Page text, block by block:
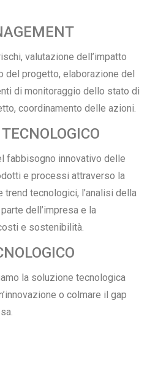
valutazione dell’impatto
del progetto, elaborazione del
di monitoraggio dello stato di
coordinamento delle azioni.
fabbisogno innovativo delle
e processi attraverso la
trend tecnologici, l’analisi della
dell’impresa e la
e sostenibilità.
la soluzione tecnologica
o colmare il gap